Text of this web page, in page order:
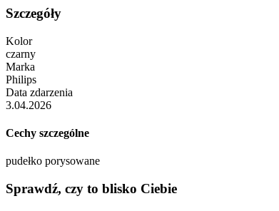
Szczegóły
Kolor
czarny
Marka
Philips
Data zdarzenia
3.04.2026
Cechy szczególne
pudełko porysowane
Sprawdź, czy to blisko Ciebie